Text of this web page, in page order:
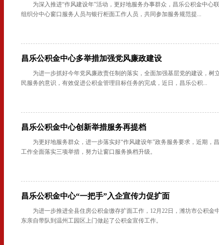
为深入推进“作风建设年”活动，更好地服务办事群众，昌乐公积金中心
组织分中心窗口服务人员与银行柜面工作人员，共同参加服务规范提...
昌乐公积金中心多举措加强党风廉政建设
为进一步抓好今年党风廉政责任制的落实，全面加强基层党的建设，树
民服务的意识，有效促进公积金管理目标任务的完成，近日，昌乐公积...
昌乐公积金中心创新举措服务再提档
为更好地服务群众，进一步落实好“作风建设年”政务服务要求，近期，
工作全面落实三项举措，努力让窗口服务换档升级。
昌乐公积金中心“一把手”入企宣传力促扩面
为进一步推进全县住房公积金缴存扩面工作，12月22日，潍坊市公积金
东亲自带队到温州工园区上门做起了公积金宣传工作。